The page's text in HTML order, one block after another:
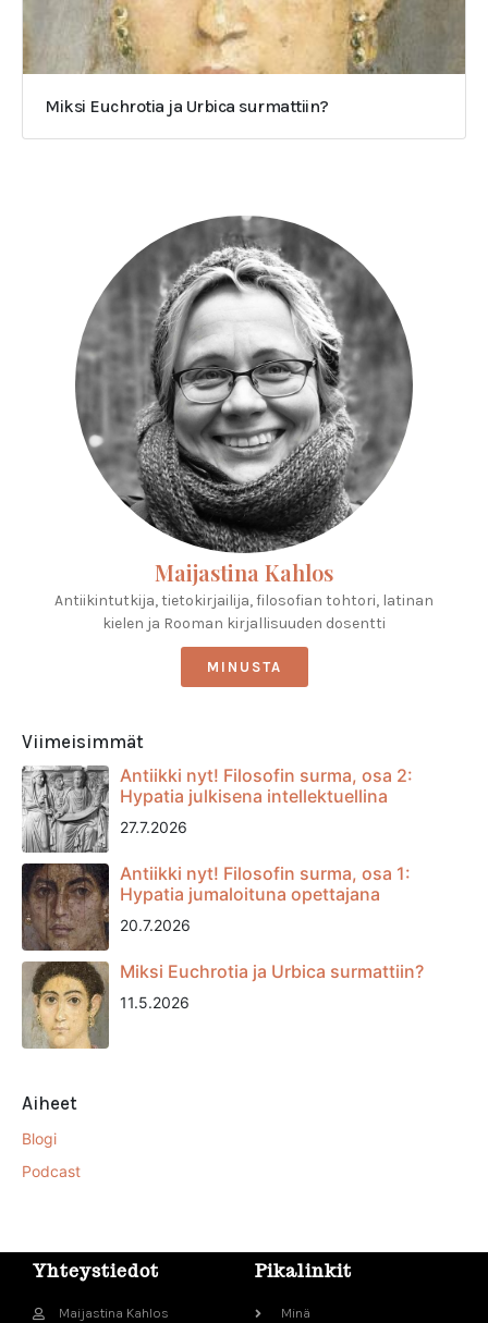
Miksi Euchrotia ja Urbica surmattiin?
Maijastina Kahlos
Antiikintutkija, tietokirjailija, filosofian tohtori, latinan
kielen ja Rooman kirjallisuuden dosentti
MINUSTA
Viimeisimmät
Antiikki nyt! Filosofin surma, osa 2:
Hypatia julkisena intellektuellina
27.7.2026
Antiikki nyt! Filosofin surma, osa 1:
Hypatia jumaloituna opettajana
20.7.2026
Miksi Euchrotia ja Urbica surmattiin?
11.5.2026
Aiheet
Blogi
Podcast
Yhteystiedot
Maijastina Kahlos
Pikalinkit
Minä